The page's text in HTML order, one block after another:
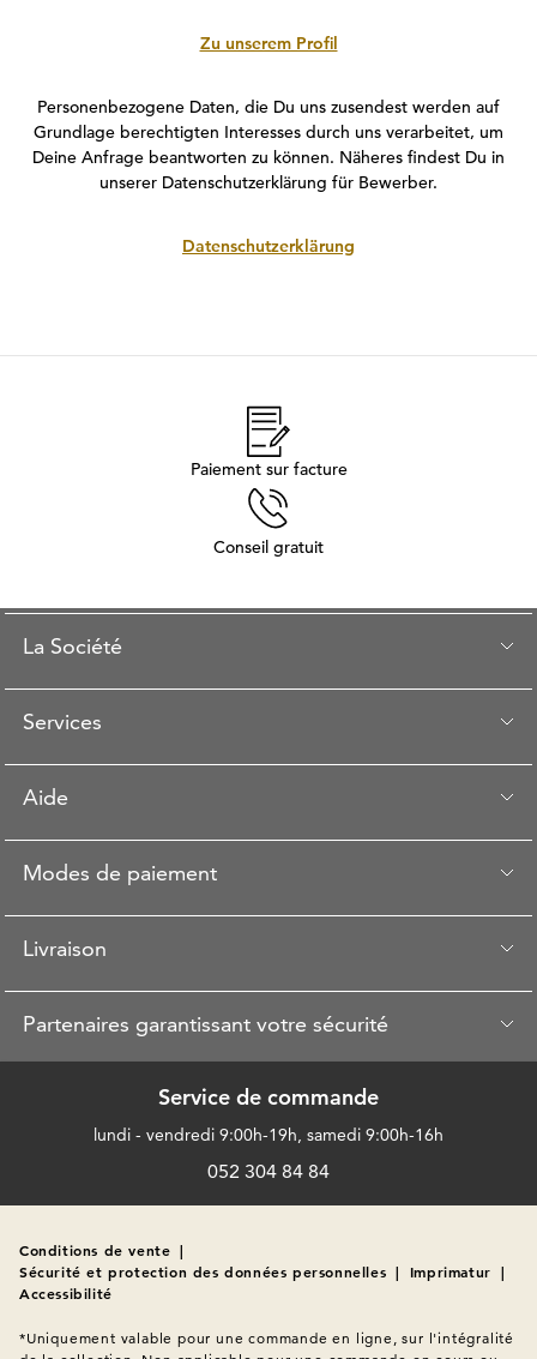
Zu unserem Profil
Personenbezogene Daten, die Du uns zusendest werden auf
Grundlage berechtigten Interesses durch uns verarbeitet, um
Deine Anfrage beantworten zu können. Näheres findest Du in
unserer Datenschutzerklärung für Bewerber.
Datenschutzerklärung
Paiement sur facture
Conseil gratuit
La Société
Services
Aide
Modes de paiement
Livraison
Partenaires garantissant votre sécurité
Service de commande
lundi - vendredi 9:00h-19h, samedi 9:00h-16h
052 304 84 84
Conditions de vente |
Sécurité et protection des données personnelles | Imprimatur |
Accessibilité
*Uniquement valable pour une commande en ligne, sur l'intégralité